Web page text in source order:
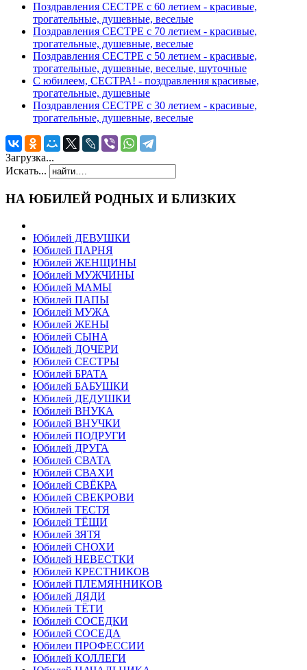
Поздравления СЕСТРЕ с 60 летием - красивые,
трогательные, душевные, веселые
Поздравления СЕСТРЕ с 70 летием - красивые,
трогательные, душевные, веселые
Поздравления СЕСТРЕ с 50 летием - красивые,
трогательные, душевные, веселые, шуточные
С юбилеем, СЕСТРА! - поздравления красивые,
трогательные, душевные
Поздравления СЕСТРЕ с 30 летием - красивые,
трогательные, душевные, веселые
Загрузка...
Искать...
НА ЮБИЛЕЙ РОДНЫХ И БЛИЗКИХ
Юбилей ДЕВУШКИ
Юбилей ПАРНЯ
Юбилей ЖЕНЩИНЫ
Юбилей МУЖЧИНЫ
Юбилей МАМЫ
Юбилей ПАПЫ
Юбилей МУЖА
Юбилей ЖЕНЫ
Юбилей СЫНА
Юбилей ДОЧЕРИ
Юбилей СЕСТРЫ
Юбилей БРАТА
Юбилей БАБУШКИ
Юбилей ДЕДУШКИ
Юбилей ВНУКА
Юбилей ВНУЧКИ
Юбилей ПОДРУГИ
Юбилей ДРУГА
Юбилей СВАТА
Юбилей СВАХИ
Юбилей СВЁКРА
Юбилей СВЕКРОВИ
Юбилей ТЕСТЯ
Юбилей ТЁЩИ
Юбилей ЗЯТЯ
Юбилей СНОХИ
Юбилей НЕВЕСТКИ
Юбилей КРЕСТНИКОВ
Юбилей ПЛЕМЯННИКОВ
Юбилей ДЯДИ
Юбилей ТЁТИ
Юбилей СОСЕДКИ
Юбилей СОСЕДА
Юбилеи ПРОФЕССИИ
Юбилей КОЛЛЕГИ